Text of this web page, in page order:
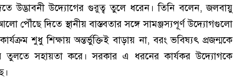
উদ্ভাবনী উদ্যোগের গুরুত্ব তুলে ধরেন। তিনি বলেন, জলবায়ু
পৌঁছে দিতে স্থানীয় বাস্তবতার সঙ্গে সামঞ্জস্যপূর্ণ উদ্যোগগুলো
শুধু শিক্ষায় অন্তর্ভুক্তিই বাড়ায় না, বরং ভবিষ্যৎ প্রজন্মকে
তুলতে সহায়তা করে। সরকার এ ধরনের কার্যকর উদ্যোগকে